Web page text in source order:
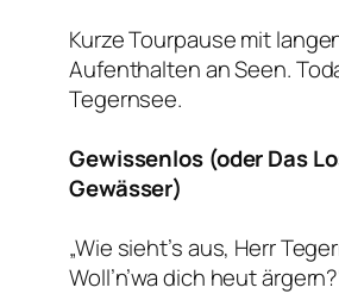
Kurze Tourpause mit
Aufenthalten an Seen.
Tegernsee.
Gewissenlos (oder Das
Gewässer)
„Wie sieht’s aus, Herr
Woll’n’wa dich heut